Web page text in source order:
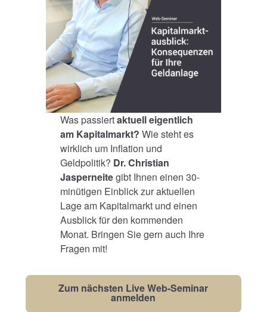
Was passiertaktuell eigentlich
am Kapitalmarkt? Wie steht es
wirklich um Inflation und
Geldpolitik? Dr. Christian
Jasperneitegibt Ihnen einen 30-
minütigen Einblick zur aktuellen
Lage am Kapitalmarkt und einen
Ausblick für den kommenden
Monat. Bringen Sie gern auch Ihre
Fragen mit!
Zum nächsten Live Web-Seminar
anmelden